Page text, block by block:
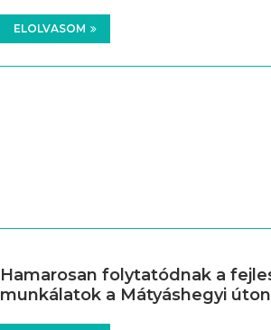
ELOLVASOM
Hamarosan folytatódnak a
munkálatok a Mátyáshegyi úton